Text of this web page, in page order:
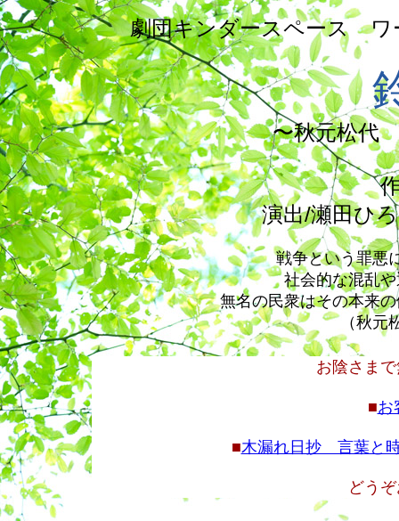
劇団キンダースペース
〜秋元松代
演出/瀬田ひ
戦争という罪悪
社会的な混乱
無名の民衆はその本来
（秋元
お陰さま
■お
■木漏れ日抄 言葉と
どう